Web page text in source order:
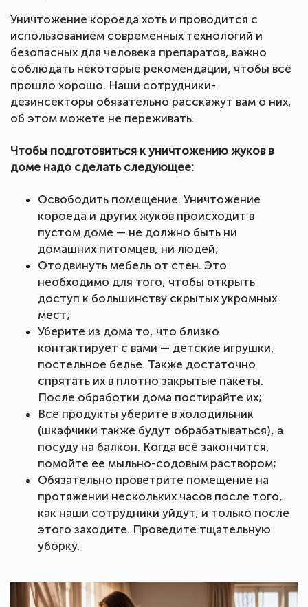
Уничтожение короеда хоть и проводится с
использованием современных технологий и
безопасных для человека препаратов, важно
соблюдать некоторые рекомендации, чтобы всё
прошло хорошо. Наши сотрудники-
дезинсекторы обязательно расскажут вам о них,
об этом можете не переживать.
Чтобы подготовиться к уничтожению жуков в
доме надо сделать следующее:
Освободить помещение. Уничтожение
короеда и других жуков происходит в
пустом доме — не должно быть ни
домашних питомцев, ни людей;
Отодвинуть мебель от стен. Это
необходимо для того, чтобы открыть
доступ к большинству скрытых укромных
мест;
Уберите из дома то, что близко
контактирует с вами — детские игрушки,
постельное белье. Также достаточно
спрятать их в плотно закрытые пакеты.
После обработки дома постирайте их;
Все продукты уберите в холодильник
(шкафчики также будут обрабатываться), а
посуду на балкон. Когда всё закончится,
помойте ее мыльно-содовым раствором;
Обязательно проветрите помещение на
протяжении нескольких часов после того,
как наши сотрудники уйдут, и только после
этого заходите. Проведите тщательную
уборку.